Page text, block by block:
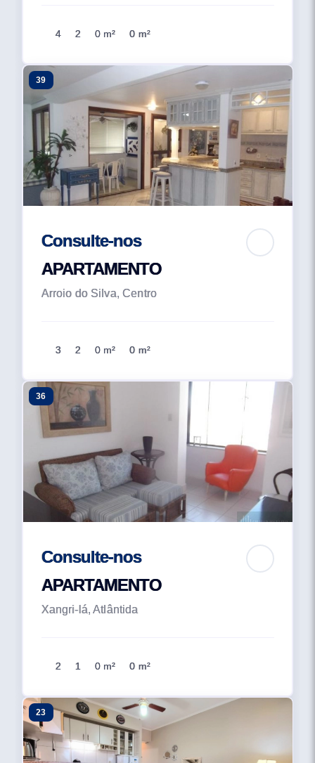
4 2 0 m² 0 m²
39
Consulte-nos
APARTAMENTO
Arroio do Silva, Centro
3 2 0 m² 0 m²
36
Consulte-nos
APARTAMENTO
Xangri-lá, Atlântida
2 1 0 m² 0 m²
23